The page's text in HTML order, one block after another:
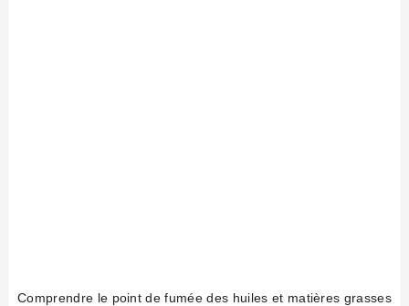
Comprendre le point de fumée des huiles et matières grasses